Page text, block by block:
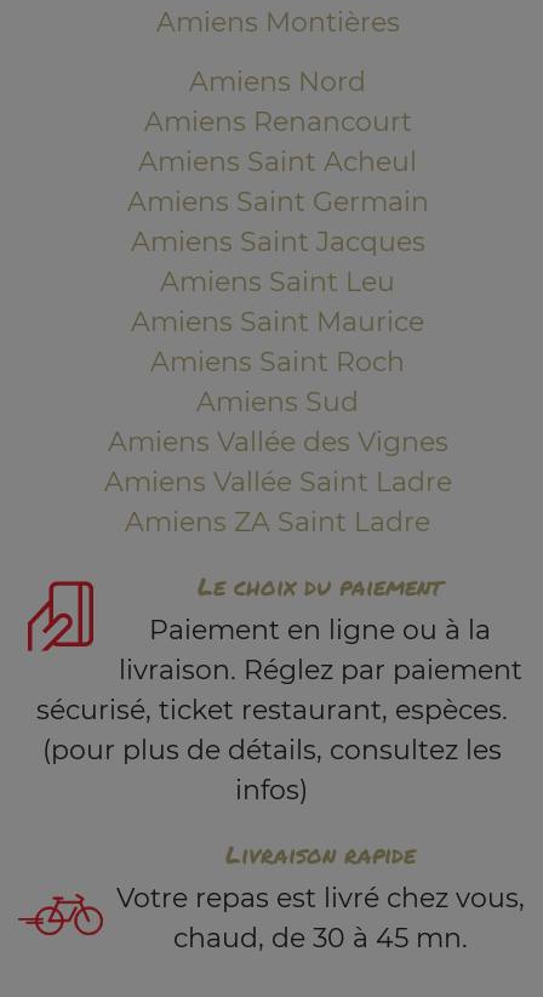
Amiens Montières
Amiens Nord
Amiens Renancourt
Amiens Saint Acheul
Amiens Saint Germain
Amiens Saint Jacques
Amiens Saint Leu
Amiens Saint Maurice
Amiens Saint Roch
Amiens Sud
Amiens Vallée des Vignes
Amiens Vallée Saint Ladre
Amiens ZA Saint Ladre
Le choix du paiement
Paiement en ligne ou à la
livraison. Réglez par paiement
sécurisé, ticket restaurant, espèces.
(pour plus de détails, consultez les
infos)
Livraison rapide
Votre repas est livré chez vous,
chaud, de 30 à 45 mn.